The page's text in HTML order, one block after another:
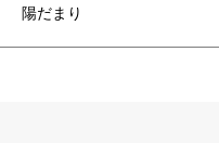
陽だまり